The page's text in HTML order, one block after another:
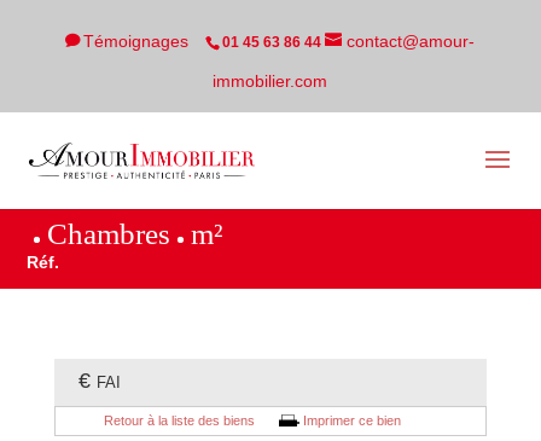
Témoignages 01 45 63 86 44 contact@amour-
immobilier.com
Chambres m²
Réf.
€ FAI
Retour à la liste des biens Imprimer ce bien